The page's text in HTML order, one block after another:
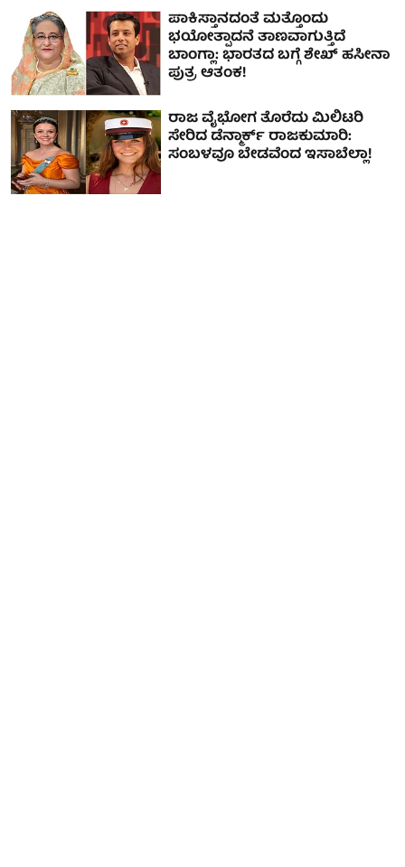
ಪಾಕಿಸ್ತಾನದಂತೆ ಮತ್ತೊಂದು
ಭಯೋತ್ಪಾದನೆ ತಾಣವಾಗುತ್ತಿದೆ
ಬಾಂಗ್ಲಾ: ಭಾರತದ ಬಗ್ಗೆ ಶೇಖ್ ಹಸೀನಾ
ಪುತ್ರ ಆತಂಕ!
ರಾಜ ವೈಭೋಗ ತೊರೆದು ಮಿಲಿಟರಿ
ಸೇರಿದ ಡೆನ್ಮಾರ್ಕ್ ರಾಜಕುಮಾರಿ:
ಸಂಬಳವೂ ಬೇಡವೆಂದ ಇಸಾಬೆಲ್ಲಾ!